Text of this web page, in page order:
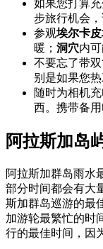
如果您打算
步旅行机会，
参观埃尔卡
暖； 洞穴内可
不要忘了带
别是如果您
随时为相机
西。携带备用
阿拉斯加岛
阿拉斯加群岛雨水
部分时间都会有大
斯加群岛巡游的最
加游轮最繁忙的时
行的最佳时间，因